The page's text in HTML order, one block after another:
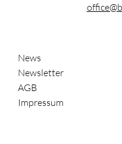
News
Newsletter
AGB
Impressum